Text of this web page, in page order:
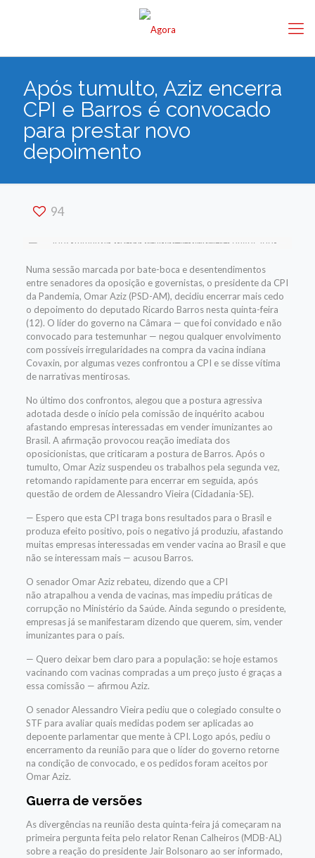
Após tumulto, Aziz encerra
CPI e Barros é convocado
para prestar novo
depoimento
94
Numa sessão marcada por bate-boca e desentendimentos
entre senadores da oposição e governistas, o presidente da CPI
da Pandemia, Omar Aziz (PSD-AM), decidiu encerrar mais cedo
o depoimento do deputado Ricardo Barros nesta quinta-feira
(12). O líder do governo na Câmara — que foi convidado e não
convocado para testemunhar — negou qualquer envolvimento
com possíveis irregularidades na compra da vacina indiana
Covaxin, por algumas vezes confrontou a CPI e se disse vítima
de narrativas mentirosas.
No último dos confrontos, alegou que a postura agressiva
adotada desde o início pela comissão de inquérito acabou
afastando empresas interessadas em vender imunizantes ao
Brasil. A afirmação provocou reação imediata dos
oposicionistas, que criticaram a postura de Barros. Após o
tumulto, Omar Aziz suspendeu os trabalhos pela segunda vez,
retomando rapidamente para encerrar em seguida, após
questão de ordem de Alessandro Vieira (Cidadania-SE).
— Espero que esta CPI traga bons resultados para o Brasil e
produza efeito positivo, pois o negativo já produziu, afastando
muitas empresas interessadas em vender vacina ao Brasil e que
não se interessam mais — acusou Barros.
O senador Omar Aziz rebateu, dizendo que a CPI
não atrapalhou a venda de vacinas, mas impediu práticas de
corrupção no Ministério da Saúde. Ainda segundo o presidente,
empresas já se manifestaram dizendo que querem, sim, vender
imunizantes para o país.
— Quero deixar bem claro para a população: se hoje estamos
vacinando com vacinas compradas a um preço justo é graças a
essa comissão — afirmou Aziz.
O senador Alessandro Vieira pediu que o colegiado consulte o
STF para avaliar quais medidas podem ser aplicadas ao
depoente parlamentar que mente à CPI. Logo após, pediu o
encerramento da reunião para que o líder do governo retorne
na condição de convocado, e os pedidos foram aceitos por
Omar Aziz.
Guerra de versões
As divergências na reunião desta quinta-feira já começaram na
primeira pergunta feita pelo relator Renan Calheiros (MDB-AL)
sobre a reação do presidente Jair Bolsonaro ao ser informado,